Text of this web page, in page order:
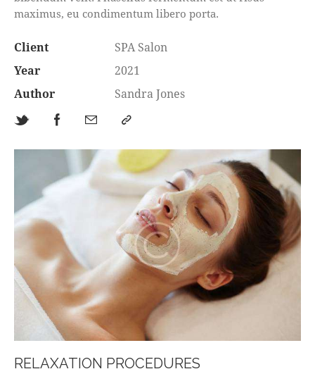
maximus, eu condimentum libero porta.
Client
SPA Salon
Year
2021
Author
Sandra Jones
RELAXATION PROCEDURES